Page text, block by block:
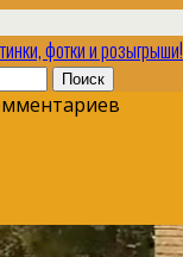
фотки и розыгрыши!